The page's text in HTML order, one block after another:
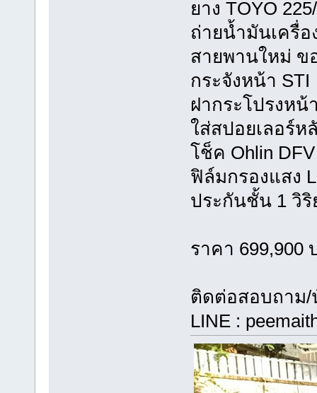
ยาง TOYO
ถ่ายน้ำมันเครื่อ
สายพานใหม่ ข
กระจังหน้า STI
ฝากระโปรงหน้
ใส่สปอยเลอร์ห
โช็ค Ohlin
ฟิล์มกรองแสง
ประกันชั้น 1 วิ
ราคา 699,900
ติดต่อสอบถาม/
LINE :